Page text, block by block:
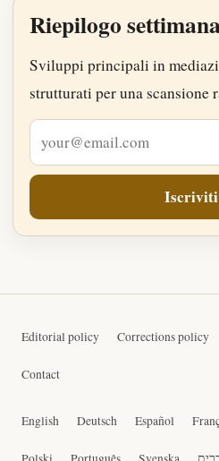
Riepilogo
Sviluppi principali in
strutturati per una scansione
Indirizzo e-mail
Editorial policy Corrections policy
Contact
English Deutsch Español